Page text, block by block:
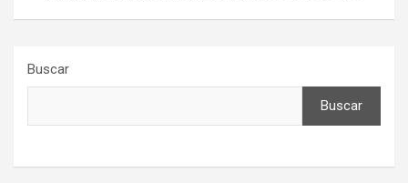
Buscar
Buscar